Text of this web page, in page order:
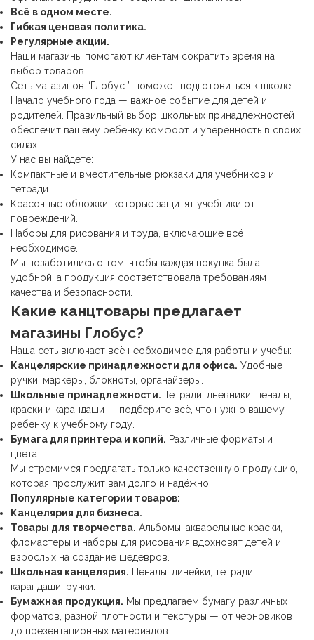
Всё в одном месте.
Гибкая ценовая политика.
Регулярные акции.
Наши магазины помогают клиентам сократить время на
выбор товаров.
Сеть магазинов “Глобус ” поможет подготовиться к школе.
Начало учебного года — важное событие для детей и
родителей. Правильный выбор школьных принадлежностей
обеспечит вашему ребенку комфорт и уверенность в своих
силах.
У нас вы найдете:
Компактные и вместительные рюкзаки для учебников и
тетради.
Красочные обложки, которые защитят учебники от
повреждений.
Наборы для рисования и труда, включающие всё
необходимое.
Мы позаботились о том, чтобы каждая покупка была
удобной, а продукция соответствовала требованиям
качества и безопасности.
Какие канцтовары предлагает
магазины Глобус?
Наша сеть включает всё необходимое для работы и учебы:
Канцелярские принадлежности для офиса. Удобные
ручки, маркеры, блокноты, органайзеры.
Школьные принадлежности. Тетради, дневники, пеналы,
краски и карандаши — подберите всё, что нужно вашему
ребенку к учебному году.
Бумага для принтера и копий. Различные форматы и
цвета.
Мы стремимся предлагать только качественную продукцию,
которая прослужит вам долго и надёжно.
Популярные категории товаров:
Канцелярия для бизнеса.
Товары для творчества. Альбомы, акварельные краски,
фломастеры и наборы для рисования вдохновят детей и
взрослых на создание шедевров.
Школьная канцелярия. Пеналы, линейки, тетради,
карандаши, ручки.
Бумажная продукция. Мы предлагаем бумагу различных
форматов, разной плотности и текстуры — от черновиков
до презентационных материалов.